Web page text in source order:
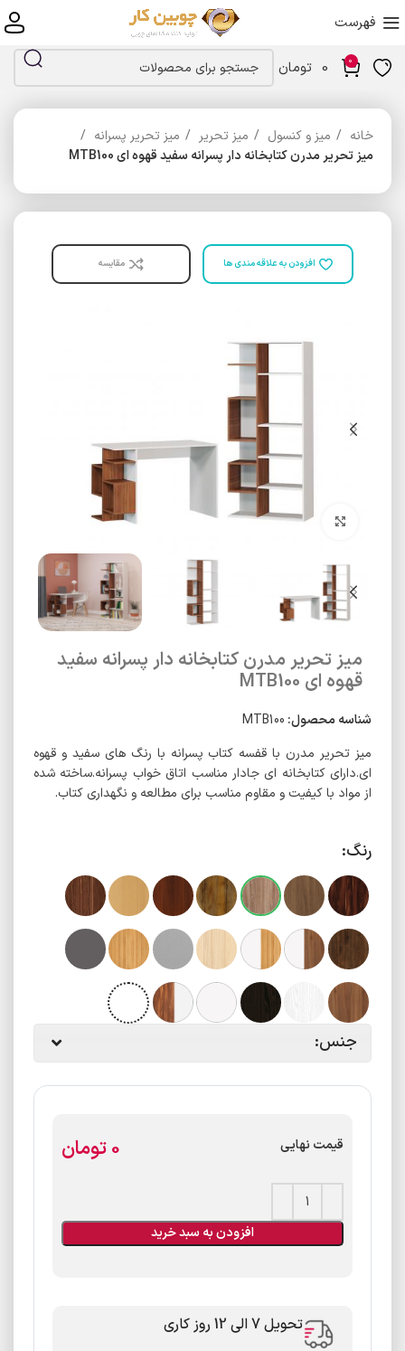
فهرست
0
0 تومان
خانه میز و کنسول میز تحریر
میز تحریر پسرانه
میز تحریر مدرن کتابخانه دار پسرانه سفید قهوه ای MTB100
افزودن به علاقه مندی ها مقایسه
برای بزرگنمایی کلیک کنید
میز تحریر مدرن کتابخانه دار پسرانه سفید
قهوه ای MTB100
شناسه محصول: MTB100
میز تحریر مدرن با قفسه کتاب پسرانه با رنگ های سفید و قهوه
ای.دارای کتابخانه ای جادار مناسب اتاق خواب پسرانه.ساخته شده
از مواد با کیفیت و مقاوم مناسب برای مطالعه و نگهداری کتاب.
رنگ:
جنس:
قیمت نهایی تومان
افزودن به سبد خرید
تحویل 7 الی 12 روز کاری